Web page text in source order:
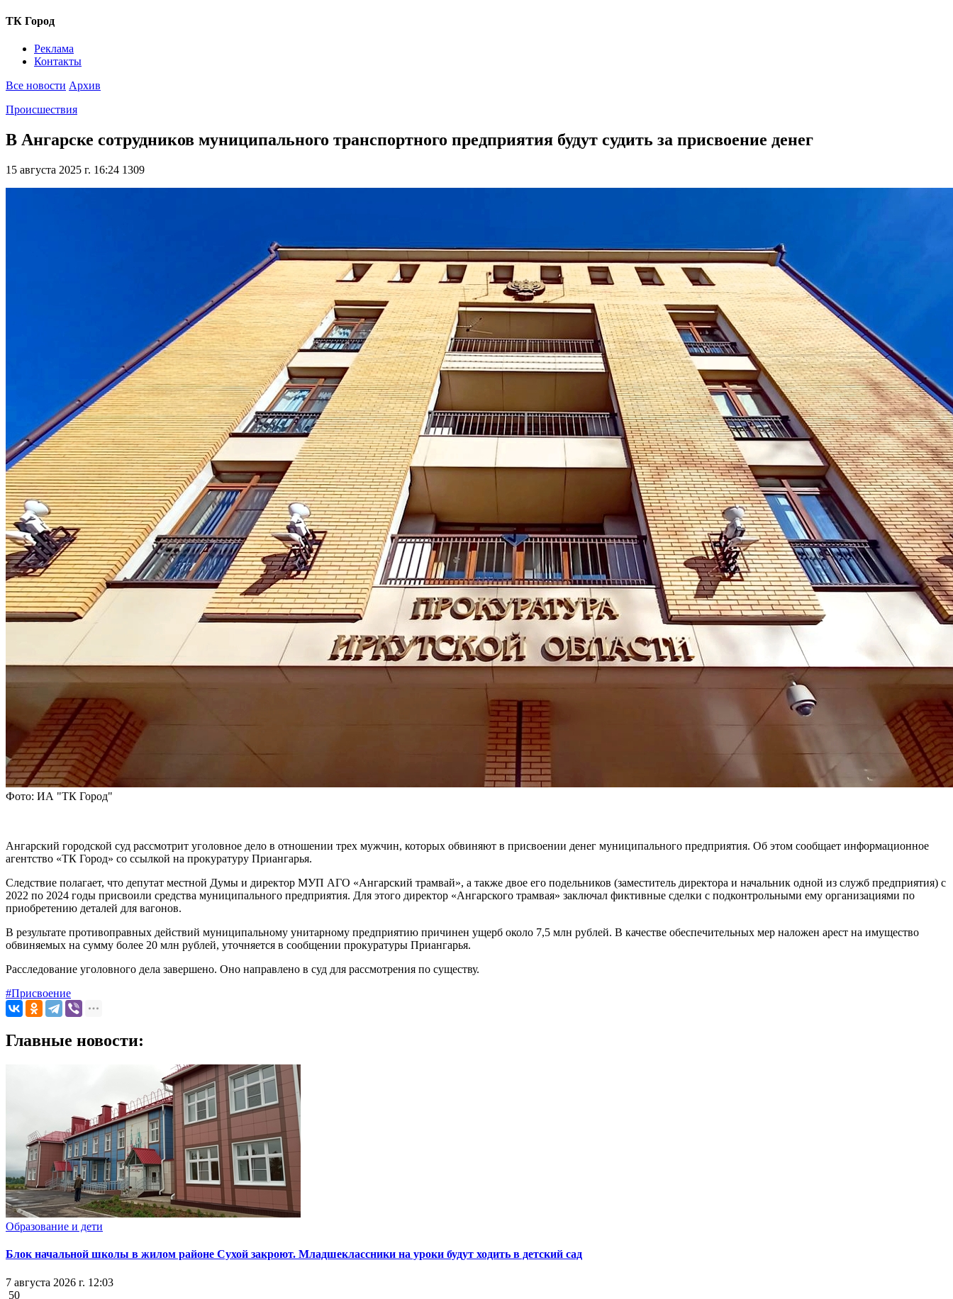
ТК Город
Реклама
Контакты
Все новости Архив
Происшествия
В Ангарске сотрудников муниципального транспортного предприятия будут судить за присвоение денег
15 августа 2025 г. 16:24 1309
Фото: ИА "ТК Город"
Ангарский городской суд рассмотрит уголовное дело в отношении трех мужчин, которых обвиняют в присвоении денег муниципального предприятия. Об этом сообщает информационное
агентство «ТК Город» со ссылкой на прокуратуру Приангарья.
Следствие полагает, что депутат местной Думы и директор МУП АГО «Ангарский трамвай», а также двое его подельников (заместитель директора и начальник одной из служб предприятия) с
2022 по 2024 годы присвоили средства муниципального предприятия. Для этого директор «Ангарского трамвая» заключал фиктивные сделки с подконтрольными ему организациями по
приобретению деталей для вагонов.
В результате противоправных действий муниципальному унитарному предприятию причинен ущерб около 7,5 млн рублей. В качестве обеспечительных мер наложен арест на имущество
обвиняемых на сумму более 20 млн рублей, уточняется в сообщении прокуратуры Приангарья.
Расследование уголовного дела завершено. Оно направлено в суд для рассмотрения по существу.
#Присвоение
Главные новости:
Образование и дети
Блок начальной школы в жилом районе Сухой закроют. Младшеклассники на уроки будут ходить в детский сад
7 августа 2026 г. 12:03
50